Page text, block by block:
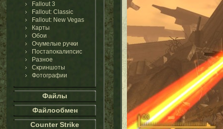
Fallout 3
Fallout: Classic
Fallout: New Vegas
Карты
Обои
Очумелые ручки
Постапокалипсис
Разное
Скриншоты
Фотографии
Файлы
Файлообмен
Counter Strike